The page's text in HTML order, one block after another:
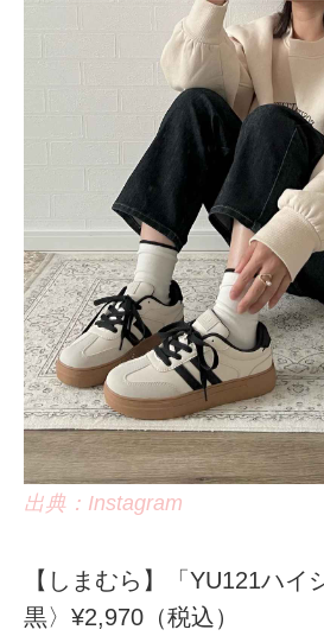
出典：Instagram
【しまむら】「YU121ハイ
黒〉¥2,970（税込）